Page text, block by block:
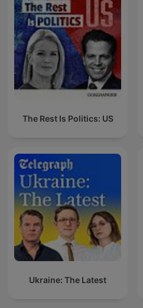
The Rest Is Politics: US
Ukraine: The Latest